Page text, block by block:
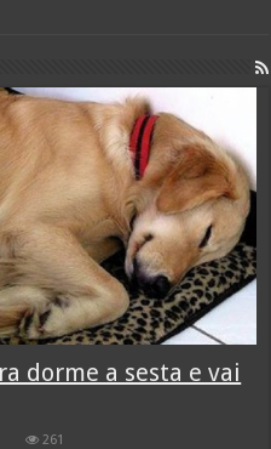
dorme a sesta e vai
261